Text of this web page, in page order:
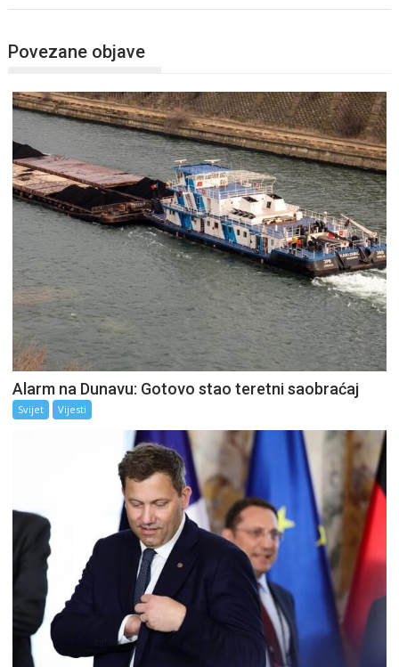
Povezane objave
Alarm na Dunavu: Gotovo stao teretni saobraćaj
Svijet Vijesti